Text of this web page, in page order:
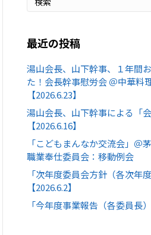
最近の投稿
湯山会長、山下幹事、１年間
た！会長幹事慰労会 ＠中華料
【2026.6.23】
湯山会長、山下幹事による「
【2026.6.16】
「こどもまんなか交流会」＠
職業奉仕委員会：移動例会
「次年度委員会方針（各次年
【2026.6.2】
「今年度事業報告（各委員長